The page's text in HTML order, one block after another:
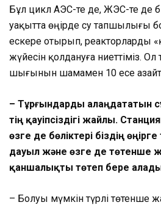
Бұл цикл АЭС-те де, ЖЭС-те де
уақытта өңірде су тапшылығы
ескере отырып, реакторларды
жүйесін қолдануға ниеттіміз.
шығынын шамамен 10 есе
– Тұрғындарды алаңдататын
тің қауіпсіздігі жайлы.
өзге де бөліктері біздің өңірге
дауыл және өзге де төтенше
қаншалықты төтеп бере
– Болуы мүмкін түрлі төтенше